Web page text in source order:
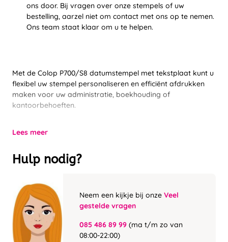
ons door. Bij vragen over onze stempels of uw
bestelling, aarzel niet om contact met ons op te nemen.
Ons team staat klaar om u te helpen.
Met de Colop P700/S8 datumstempel met tekstplaat kunt u
flexibel uw stempel personaliseren en efficiënt afdrukken
maken voor uw administratie, boekhouding of
kantoorbehoeften.
Lees meer
Hulp nodig?
Neem een kijkje bij onze Veel
gestelde vragen
085 486 89 99 (ma t/m zo van
08:00-22:00)